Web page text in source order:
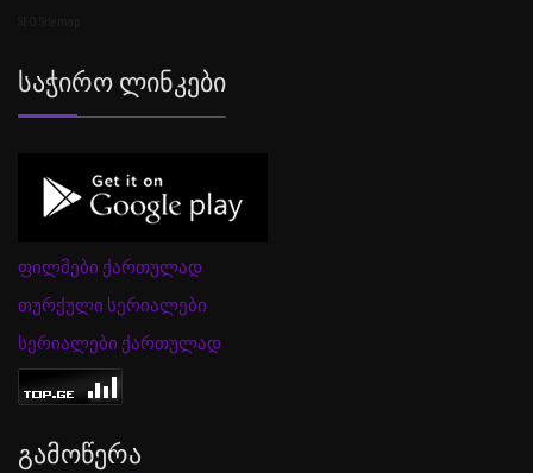
Საჭირო Ლინკები
ფილმები ქართულად
თურქული სერიალები
სერიალები ქართულად
Გამოწერა